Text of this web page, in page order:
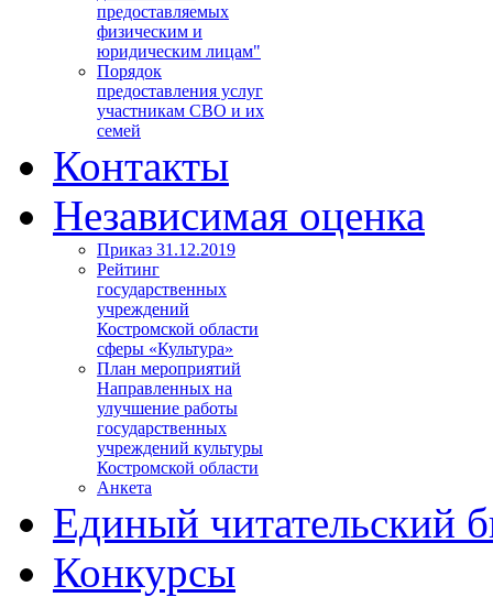
предоставляемых
физическим и
юридическим лицам"
Порядок
предоставления услуг
участникам СВО и их
семей
Контакты
Независимая оценка
Приказ 31.12.2019
Рейтинг
государственных
учреждений
Костромской области
сферы «Культура»
План мероприятий
Направленных на
улучшение работы
государственных
учреждений культуры
Костромской области
Анкета
Единый читательский
Конкурсы